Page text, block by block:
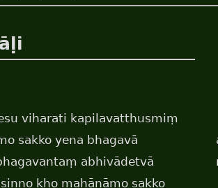
viharati kapilavatthusmiṃ
sakko yena bhagavā
abhivādetvā
kho mahānāmo sakko